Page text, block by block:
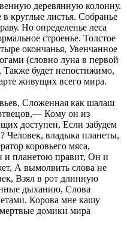
деревянную колонну.
круглые листья. Собранье
Но определенье леса
строенье. Толстое
окончанья, Увенчанное
(словно луна в первой
Также будет непостижимо,
живущих всего мира.
Сложенная как шалаш
Кому он из
доступен, Если забудем
Человек, владыка планеты,
коровьего мяса,
планетою правит, Он и
А вымолвить слова не
Взял в рот длинную
дыханию, Слова
Корова мне кашу
домики мира